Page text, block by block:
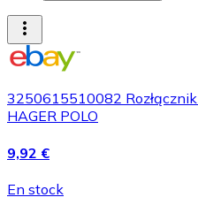
3250615510082
HAGER POLO
9,92 €
En stock